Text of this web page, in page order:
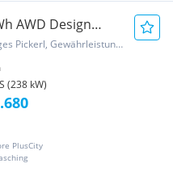
AWD Design
Hybrid Elektro/Benzin, Automatik, gültiges Pickerl, Gewährleistung, Garantie
(238 kW)
PlusCity